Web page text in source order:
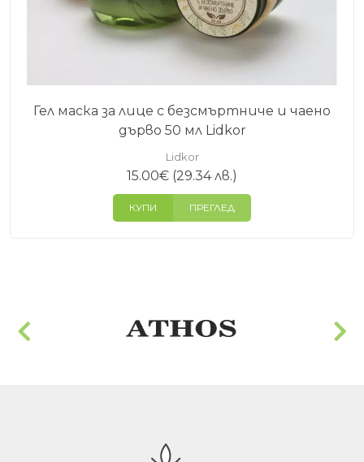
Гел маска за лице с безсмъртниче и чаено
дърво 50 мл Lidkor
Lidkor
15.00€ (29.34 лв.)
КУПИ ПРЕГЛЕД